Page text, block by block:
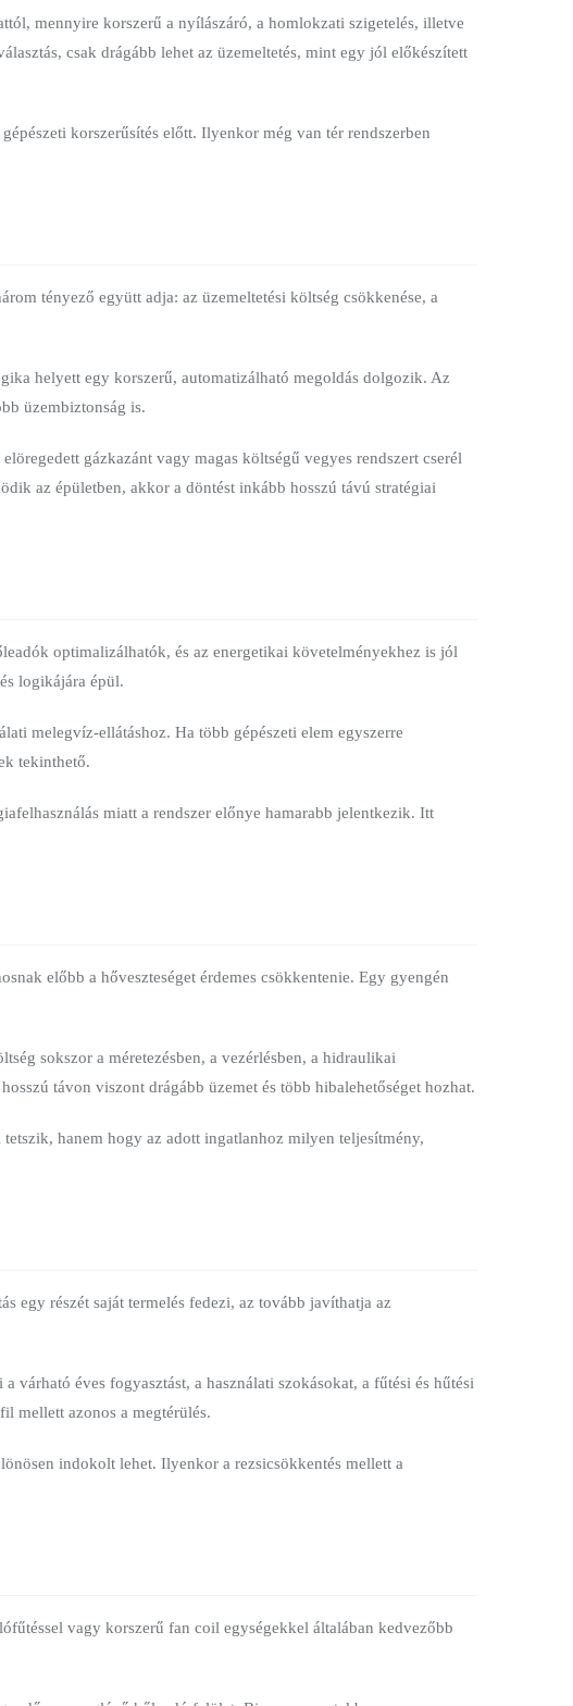
mennyire korszerű a nyílászáró, a homlokzati szigetelés, illetve
csak drágább lehet az üzemeltetés, mint egy jól előkészített
korszerűsítés előtt. Ilyenkor még van tér rendszerben
tényező együtt adja: az üzemeltetési költség csökkenése, a
helyett egy korszerű, automatizálható megoldás dolgozik. Az
üzembiztonság is.
gázkazánt vagy magas költségű vegyes rendszert cserél
az épületben, akkor a döntést inkább hosszú távú stratégiai
optimalizálhatók, és az energetikai követelményekhez is jól
logikájára épül.
melegvíz-ellátáshoz. Ha több gépészeti elem egyszerre
tekinthető.
miatt a rendszer előnye hamarabb jelentkezik. Itt
előbb a hőveszteséget érdemes csökkentenie. Egy gyengén
sokszor a méretezésben, a vezérlésben, a hidraulikai
távon viszont drágább üzemet és több hibalehetőséget hozhat.
hanem hogy az adott ingatlanhoz milyen teljesítmény,
egy részét saját termelés fedezi, az tovább javíthatja az
várható éves fogyasztást, a használati szokásokat, a fűtési és hűtési
mellett azonos a megtérülés.
indokolt lehet. Ilyenkor a rezsicsökkentés mellett a
vagy korszerű fan coil egységekkel általában kedvezőbb